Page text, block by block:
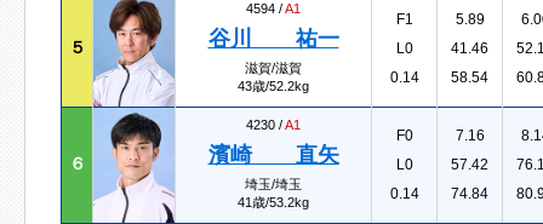
５
4594 /A1
谷川 祐一
滋賀/滋賀
43歳/52.2kg
F1
L0
0.14
5.89
41.46
58.54
６
4230 /A1
濱崎 直矢
埼玉/埼玉
41歳/53.2kg
F0
L0
0.14
7.16
57.42
74.84